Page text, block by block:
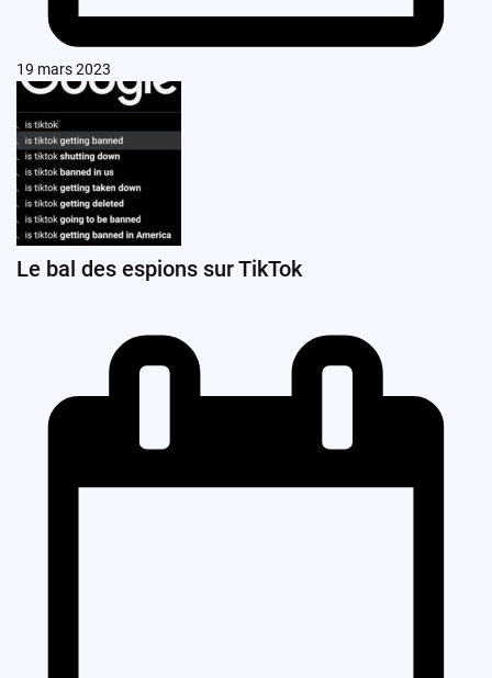
19 mars 2023
Le bal des espions sur TikTok